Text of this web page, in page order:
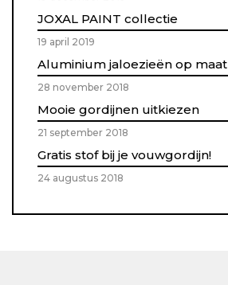
JOXAL PAINT collectie
19 april 2019
Aluminium jaloezieën op maat
28 november 2018
Mooie gordijnen uitkiezen
21 september 2018
Gratis stof bij je vouwgordijn!
24 augustus 2018